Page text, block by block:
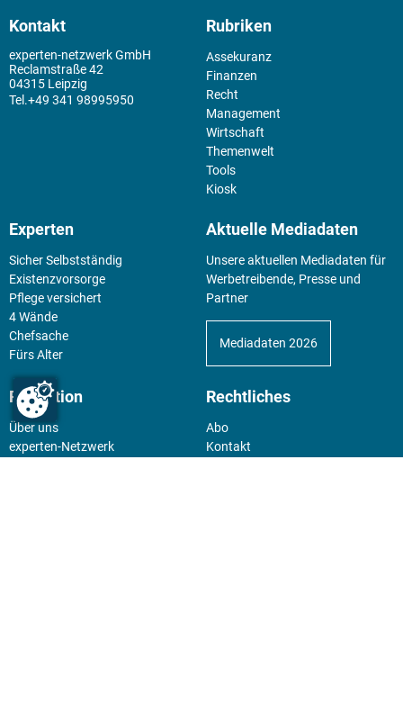
Kontakt
experten-netzwerk GmbH
Reclamstraße 42
04315 Leipzig
+49 341 98995950
Rubriken
Assekuranz
Finanzen
Recht
Management
Wirtschaft
Themenwelt
Tools
Kiosk
Experten
Sicher Selbstständig
Existenz­vorsorge
Pflege versichert
4 Wände
Chefsache
Fürs Alter
Aktuelle Mediadaten
Unsere aktuellen Mediadaten für
Werbetreibende, Presse und
Partner
Mediadaten 2026
Redaktion
Über uns
experten-Netzwerk
Rechtliches
Abo
Kontakt